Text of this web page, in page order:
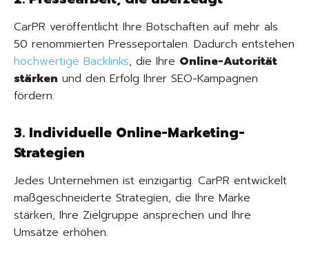
CarPR veröffentlicht Ihre Botschaften auf mehr als
50 renommierten Presseportalen. Dadurch entstehen
hochwertige Backlinks, die Ihre Online-Autorität
stärken und den Erfolg Ihrer SEO-Kampagnen
fördern.
3. Individuelle Online-Marketing-
Strategien
Jedes Unternehmen ist einzigartig. CarPR entwickelt
maßgeschneiderte Strategien, die Ihre Marke
stärken, Ihre Zielgruppe ansprechen und Ihre
Umsätze erhöhen.